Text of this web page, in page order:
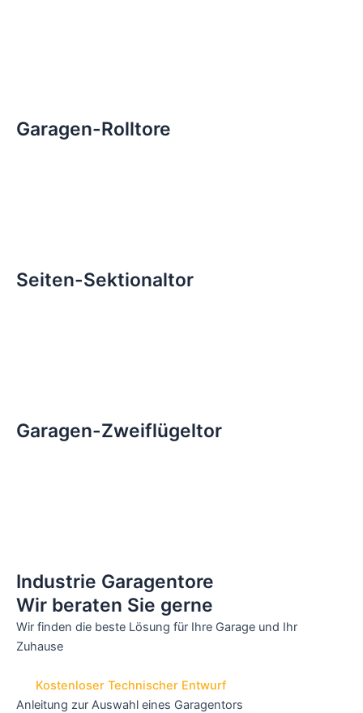
Garagen-Rolltore
Seiten-Sektionaltor
Garagen-Zweiflügeltor
Industrie Garagentore
Wir beraten Sie gerne
Wir finden die beste Lösung für Ihre Garage und Ihr
Zuhause
Kostenloser Technischer Entwurf
Anleitung zur Auswahl eines Garagentors